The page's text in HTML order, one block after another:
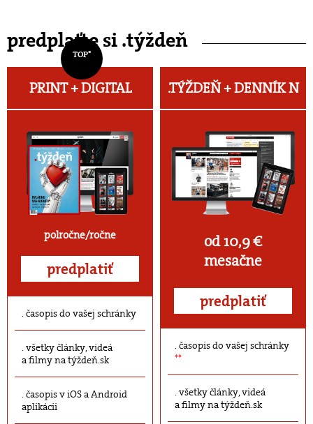
predplaťte si .týždeň
TOP*
PRINT + DIGITAL
polročne/ročne
predplatiť
časopis do vašej schránky
všetky články, videá
a filmy na týždeň.sk
časopis v iOS a Android
aplikácii
.TÝŽDEŇ +DENNÍK N
od 10,9 €
mesačne
predplatiť
časopis do vašej schránky
**
všetky články, videá
a filmy na týždeň.sk